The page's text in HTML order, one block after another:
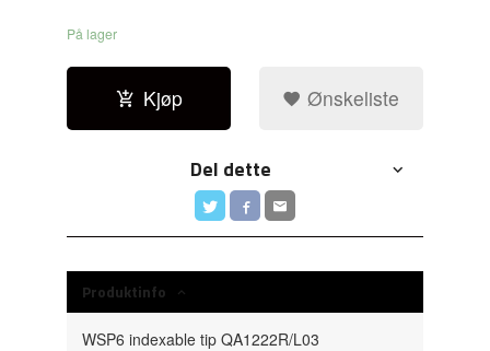
På lager
Kjøp Ønskeliste
Del dette
Produktinfo
WSP6 indexable tip QA1222R/L03